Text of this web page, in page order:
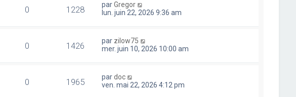
0 1228 parGregor
lun. juin 22, 2026 9:36 am
0 1426 par zilow75
mer. juin 10, 2026 10:00 am
0 1965 pardoc
ven. mai 22, 2026 4:12 pm